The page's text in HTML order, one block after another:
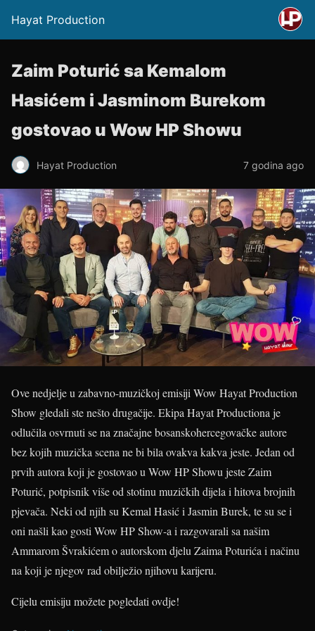
Hayat Production
Zaim Poturić sa Kemalom
Hasićem i Jasminom Burekom
gostovao u Wow HP Showu
Hayat Production 7 godina ago
Ove nedjelje u zabavno-muzičkoj emisiji Wow Hayat Production
Show gledali ste nešto drugačije. Ekipa Hayat Productiona je
odlučila osvrnuti se na značajne bosanskohercegovačke autore
bez kojih muzička scena ne bi bila ovakva kakva jeste. Jedan od
prvih autora koji je gostovao u Wow HP Showu jeste Zaim
Poturić, potpisnik više od stotinu muzičkih dijela i hitova brojnih
pjevača. Neki od njih su Kemal Hasić i Jasmin Burek, te su se i
oni našli kao gosti Wow HP Show-a i razgovarali sa našim
Ammarom Švrakićem o autorskom djelu Zaima Poturića i načinu
na koji je njegov rad obilježio njihovu karijeru.
Cijelu emisiju možete pogledati ovdje!